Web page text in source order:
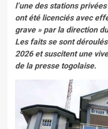
l’une des stations
ont été licenciés avec
grave » par la direction
Les faits se sont
2026 et suscitent une
de la presse togolaise.